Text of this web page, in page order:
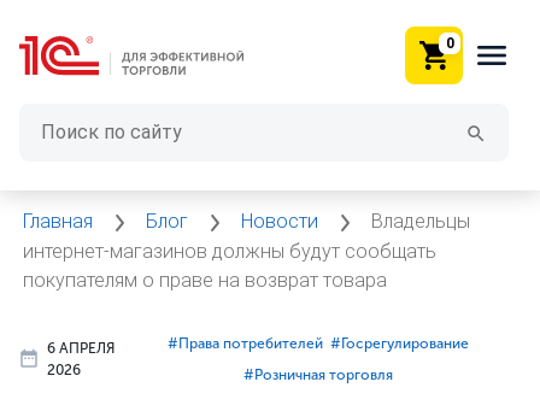
0
Главная Блог Новости
Владельцы
интернет-магазинов должны будут сообщать
покупателям о праве на возврат товара
6 АПРЕЛЯ
2026
#⁣Права потребителей #⁣Госрегулирование
#⁣Розничная торговля